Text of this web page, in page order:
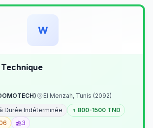
W
El Menzah, Tunis (2092)
Durée Indéterminée
800-1500 TND
3